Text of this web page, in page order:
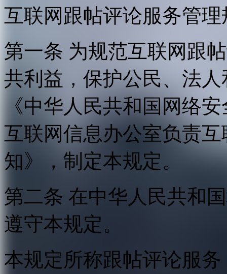
互联网跟帖评论服务管理
第一条 为规范互联网跟
共利益，保护公民、法
《中华人民共和国网络
互联网信息办公室负责
知》，制定本规定。
第二条 在中华人民共和
遵守本规定。
本规定所称跟帖评论服